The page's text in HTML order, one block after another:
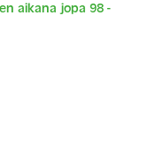
aikana jopa 98 -